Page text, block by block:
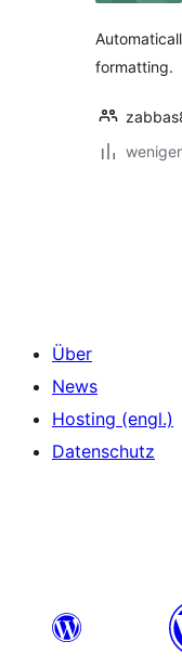
formatting.
Über
News
Hosting (engl.)
Datenschutz